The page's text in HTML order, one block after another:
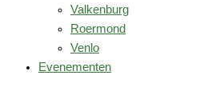
Valkenburg
Roermond
Venlo
Evenementen